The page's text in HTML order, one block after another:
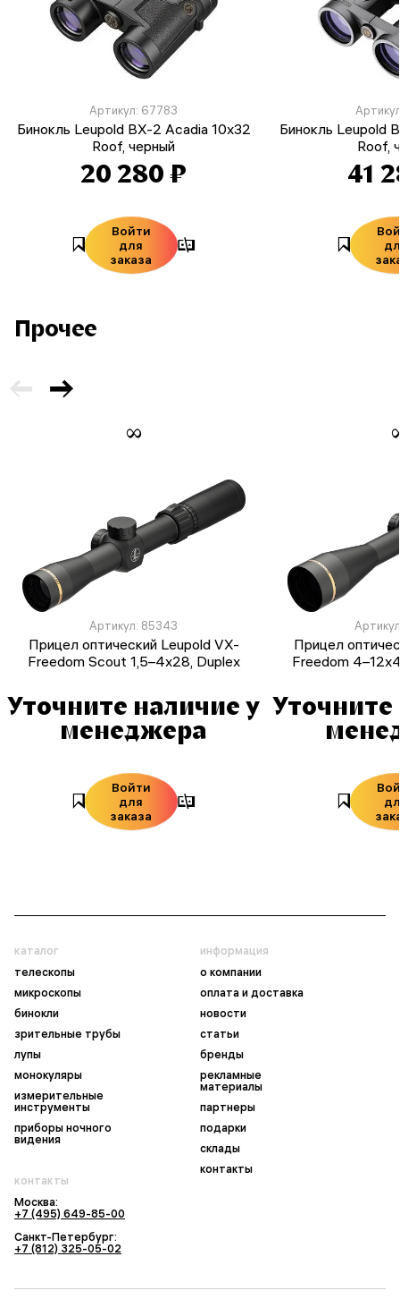
Артикул: 67783
Бинокль Leupold BX-2 Acadia 10x32
Roof, черный
20 280 ₽
Войти
для
заказа
Бинокль Leupold
Roof,
41
Прочее
Артикул: 85343
Прицел оптический Leupold VX-
Freedom Scout 1,5–4x28, Duplex
Уточните наличие у
менеджера
Войти
для
заказа
Прицел
Freedom
Уточните
каталог
телескопы
микроскопы
бинокли
зрительные трубы
лупы
монокуляры
измерительные
инструменты
приборы ночного
видения
информация
о компании
оплата и доставка
новости
статьи
бренды
рекламные
материалы
партнеры
подарки
склады
контакты
контакты
Москва:
+7 (495) 649-85-00
Санкт-Петербург:
+7 (812) 325-05-02